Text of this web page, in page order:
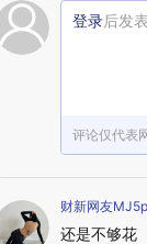
登录后发
评论仅代表
财新网友
还是不够花